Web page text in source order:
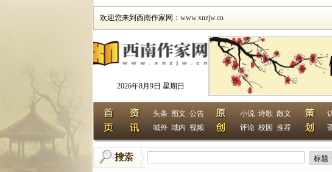
欢迎您来到西南作家网： www.xnzjw.cn
2026年8月9日 星期日
头条 图文 公告
域外 域内 视频
小说 诗歌 散文
评论 校园 推荐